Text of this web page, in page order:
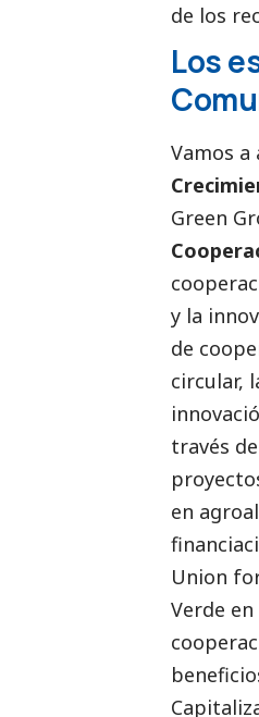
de los
Los
Vamos a
Green
y la
de
circular,
través
en
Union
Verde